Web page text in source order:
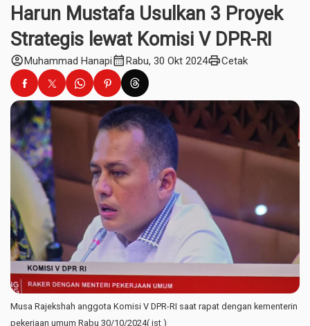
Harun Mustafa Usulkan 3 Proyek
Strategis lewat Komisi V DPR-RI
account_circleMuhammad Hanapicalendar_monthRabu, 30 Okt 2024printCetak
Musa Rajekshah anggota Komisi V DPR-RI saat rapat dengan kementerin
pekerjaan umum Rabu 30/10/2024( ist )